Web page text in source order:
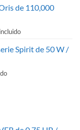
de 110,000
Spirit de 50 W /